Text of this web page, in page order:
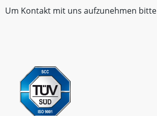
Um Kontakt mit uns aufzunehmen bitte